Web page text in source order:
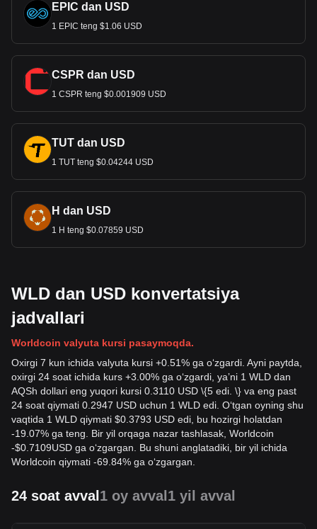
EPIC dan USD
1 EPIC teng $1.06 USD
CSPR dan USD
1 CSPR teng $0.001909 USD
TUT dan USD
1 TUT teng $0.04244 USD
H dan USD
1 H teng $0.07859 USD
WLD dan USD konvertatsiya
jadvallari
Worldcoin valyuta kursi pasaymoqda.
Oxirgi 7 kun ichida valyuta kursi +0.51% ga oʻzgardi. Ayni paytda,
oxirgi 24 soat ichida kurs +3.00% ga oʻzgardi, yaʼni 1 WLD dan
AQSh dollari eng yuqori kursi 0.3110 USD \{5 edi. \} va eng past
24 soat qiymati 0.2947 USD uchun 1 WLD edi. Oʻtgan oyning shu
vaqtida 1 WLD qiymati $0.3793 USD edi, bu hozirgi holatdan
-19.07% ga teng. Bir yil orqaga nazar tashlasak, Worldcoin
-$0.7109USD ga oʻzgargan. Bu shuni anglatadiki, bir yil ichida
Worldcoin qiymati -69.84% ga oʻzgargan.
24 soat avval 1 oy avval 1 yil avval